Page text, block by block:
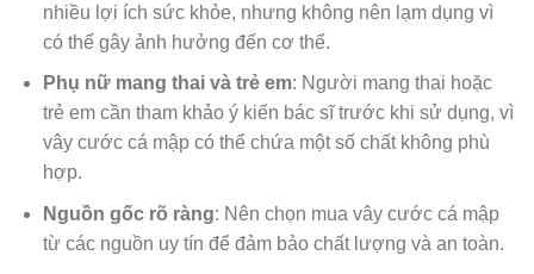
nhiều lợi ích sức khỏe, nhưng không nên lạm dụng vì
có thể gây ảnh hưởng đến cơ thể.
Phụ nữ mang thai và trẻ em: Người mang thai hoặc
trẻ em cần tham khảo ý kiến bác sĩ trước khi sử dụng, vì
vây cước cá mập có thể chứa một số chất không phù
hợp.
Nguồn gốc rõ ràng: Nên chọn mua vây cước cá mập
từ các nguồn uy tín để đảm bảo chất lượng và an toàn.